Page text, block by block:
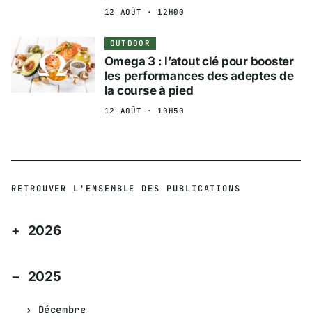
12 AOÛT · 12H00
OUTDOOR
Omega 3 : l’atout clé pour booster
les performances des adeptes de
la course à pied
12 AOÛT · 10H50
RETROUVER L'ENSEMBLE DES PUBLICATIONS
2026
2025
Décembre